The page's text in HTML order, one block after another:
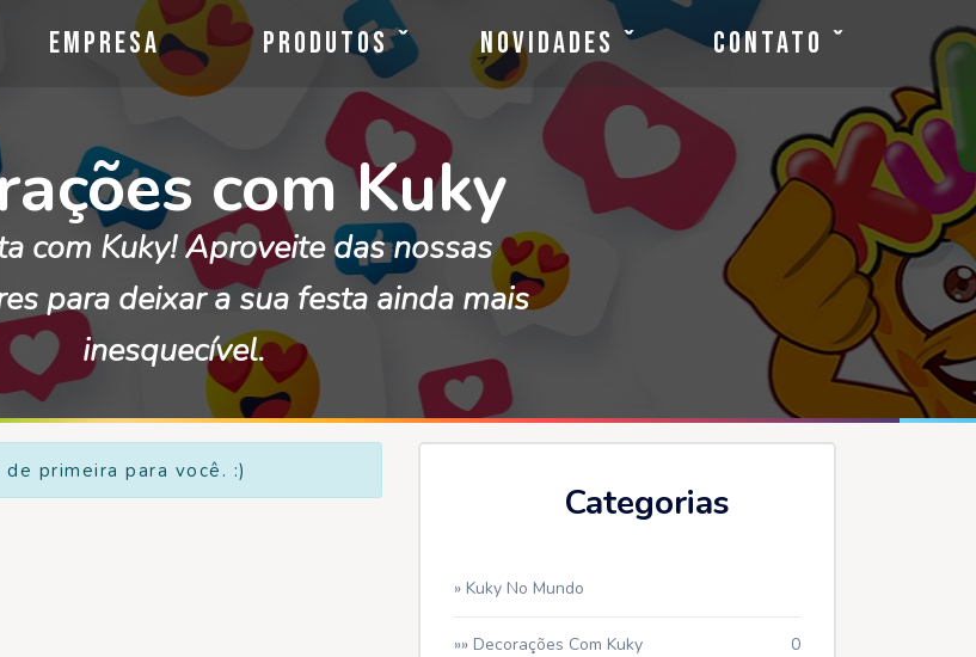
Empresa Produtos Novidades Contato
com Kuky
com Kuky! Aproveite das nossas
para deixar a sua festa ainda mais
inesquecível.
primeira para você. :)
Categorias
» Kuky No Mundo
»» Decorações Com Kuky 0